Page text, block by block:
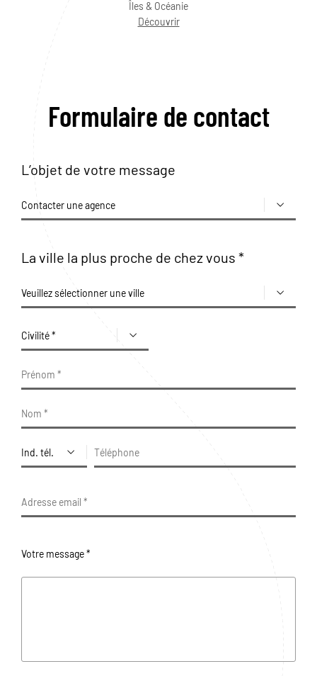
Îles & Océanie
Découvrir
Formulaire de contact
L’objet de votre message
La ville la plus proche de chez vous *
Votre message *